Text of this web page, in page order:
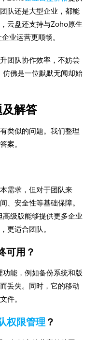
队还是大型企业，都能
云盘还支持与Zoho原生
业运营更顺畅。
团队协作效率，不妨尝
佛是一位默默无闻却始
及解答
类似的问题。我们整理
案。
需求，但对于团队来
、安全性等基础保障。
级版能够提供更多企业
更适合团队。
可用？
能，例如备份系统和版
丢失。同时，它的移动
件。
权限管理 ？